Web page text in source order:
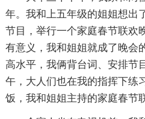
年。我和上五年级的姐姐想出
节目，举行一个家庭春节联欢
有意义，我和姐姐就成了晚会
高水平，我俩背台词、安排节
午，大人们也在我的指挥下练
饭，我和姐姐主持的家庭春节